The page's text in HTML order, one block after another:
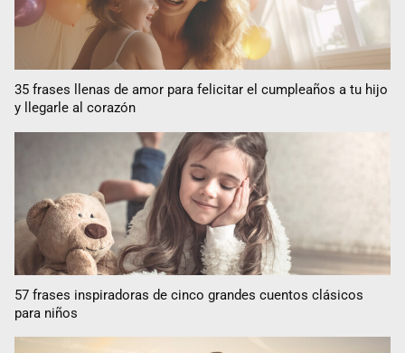
35 frases llenas de amor para felicitar el cumpleaños a tu hijo
y llegarle al corazón
57 frases inspiradoras de cinco grandes cuentos clásicos
para niños